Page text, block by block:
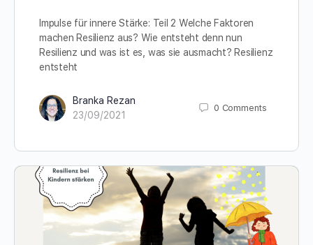
Impulse für innere Stärke: Teil 2 Welche Faktoren
machen Resilienz aus? Wie entsteht denn nun
Resilienz und was ist es, was sie ausmacht? Resilienz
entsteht
Branka Rezan
23/09/2021
0 Comments